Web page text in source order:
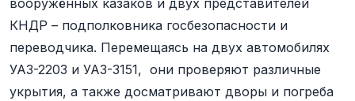
вооружённых казаков и двух представителей
КНДР – подполковника госбезопасности и
переводчика. Перемещаясь на двух автомобилях
УАЗ-2203 и УАЗ-3151, они проверяют различные
укрытия, а также досматривают дворы и погреба